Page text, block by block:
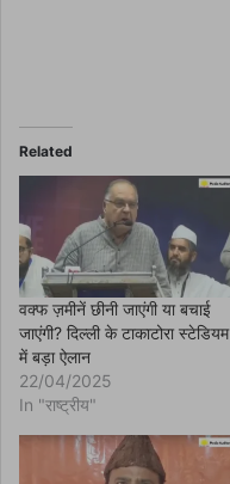
b
o
k
e
n
s
i
n
n
e
w
w
i
n
d
o
w
Related
वक्फ ज़मीनें छीनी जाएंगी या बचाई
जाएंगी? दिल्ली के टाकाटोरा स्टेडियम
में बड़ा ऐलान
22/04/2025
In "राष्ट्रीय"